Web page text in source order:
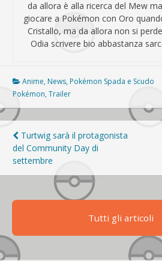
da allora è alla ricerca del Mew
giocare a Pokémon con Oro
Cristallo, ma da allora non si
Odia scrivere bio abbastanza
Anime, News, Pokémon Spada e Scudo
Pokémon,Trailer
Navigazione
articoli
Turtwig sarà il protagonista
del Community Day di
settembre
Tutti gli articoli